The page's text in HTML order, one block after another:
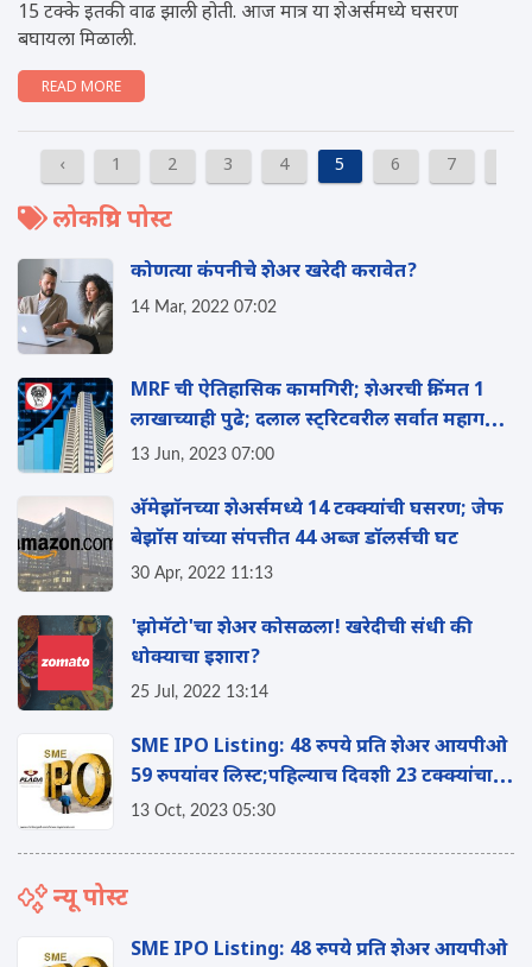
15 टक्के इतकी वाढ झाली होती. आज मात्र या शेअर्समध्ये घसरण
बघायला मिळाली.
READ MORE
‹ 1 2 3 4 5 6 7
लोकप्रिय पोस्ट
कोणत्या कंपनीचे शेअर खरेदी करावेत?
14 Mar, 2022 07:02
MRF ची ऐतिहासिक कामगिरी; शेअरची किंमत 1
लाखाच्याही पुढे; दलाल स्ट्रिटवरील सर्वात महागडी
कंपनी
13 Jun, 2023 07:00
अ‍ॅमेझॉनच्या शेअर्समध्ये 14 टक्क्यांची घसरण; जेफ
बेझॉस यांच्या संपत्तीत 44 अब्ज डॉलर्सची घट
30 Apr, 2022 11:13
'झोमॅटो'चा शेअर कोसळला! खरेदीची संधी की
धोक्याचा इशारा?
25 Jul, 2022 13:14
SME IPO Listing: 48 रुपये प्रति शेअर आयपीओ
59 रुपयांवर लिस्ट;पहिल्याच दिवशी 23 टक्क्यांचा
नफा
13 Oct, 2023 05:30
न्यू पोस्ट
SME IPO Listing: 48 रुपये प्रति शेअर आयपीओ